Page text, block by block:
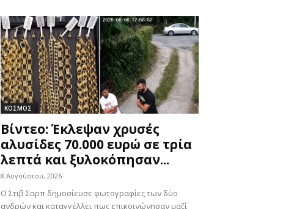
ΚΟΣΜΟΣ
Βίντεο: Έκλεψαν χρυσές
αλυσίδες 70.000 ευρώ σε τρία
λεπτά και ξυλοκόπησαν...
8 Αυγούστου, 2026
Ο Στιβ Σαρπ δημοσίευσε φωτογραφίες των δύο
ανδρών και καταγγέλλει πως επικοινώνησαν μαζί